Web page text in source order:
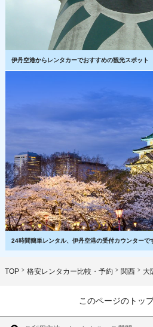
伊丹空港からレンタカーでおすすめの観光スポット
24時間簡単レンタル、伊丹空港の受付カウンターで
TOP 格安レンタカー比較・予約 関西 大
このページのトッ